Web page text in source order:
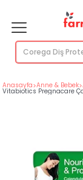
Anasayfa>Anne & Bebek>
Vitabiotics Pregnacare